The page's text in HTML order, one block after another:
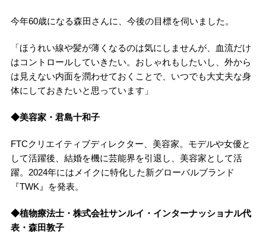
今年60歳になる森田さんに、今後の目標を伺いました。
「ほうれい線や髪が薄くなるのは気にしませんが、血流だけ
はコントロールしていきたい。おしゃれもしたいし、外から
は見えない内面を潤わせておくことで、いつでも大丈夫な身
体にしておきたいと思っています」
◆美容家・君島十和子
FTCクリエイティブディレクター、美容家。モデルや女優と
して活躍後、結婚を機に芸能界を引退し、美容家として活
躍。2024年にはメイクに特化した新グローバルブランド
『TWK』を発表。
◆植物療法士・株式会社サンルイ・インターナッショナル代
表・森田敦子